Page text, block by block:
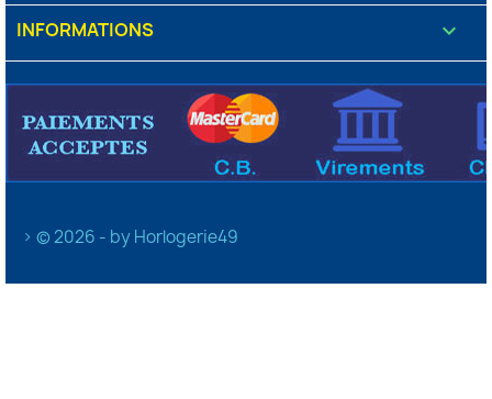
INFORMATIONS keyboard_arrow_down
> © 2026 - by Horlogerie49